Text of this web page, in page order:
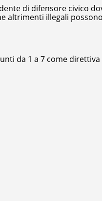
di difensore civico
altrimenti illegali
da 1 a 7 come